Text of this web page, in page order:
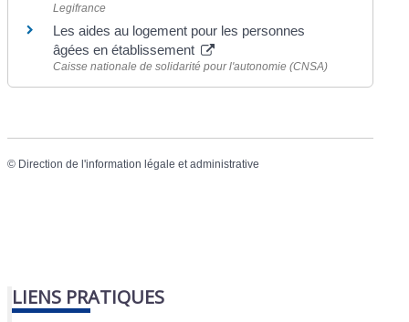
Legifrance
Les aides au logement pour les personnes
âgées en établissement
Caisse nationale de solidarité pour l'autonomie (CNSA)
© Direction de l'information légale et administrative
LIENS PRATIQUES